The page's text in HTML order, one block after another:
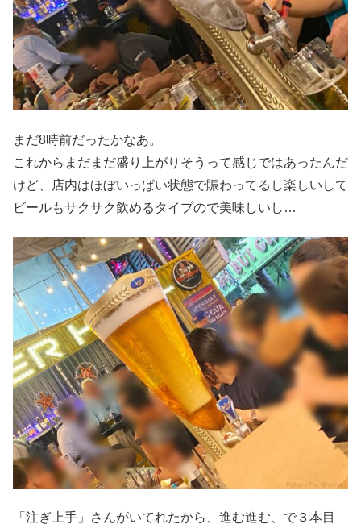
まだ8時前だったかなあ。
これからまだまだ盛り上がりそうって感じではあったんだ
けど、店内はほぼいっぱい状態で賑わってるし楽しいして
ビールもサクサク飲めるタイプので美味しいし…
「注ぎ上手」さんがいてれたから、進む進む、で３本目